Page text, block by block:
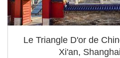
Le Triangle D'or de
Xi'an, Shanghai